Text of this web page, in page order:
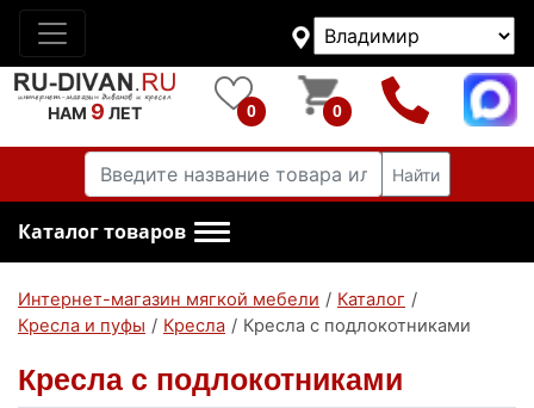
НАМ 9 ЛЕТ 0 0
Найти
Каталог товаров
Интернет-магазин мягкой мебели / Каталог /
Кресла и пуфы / Кресла / Кресла с подлокотниками
Кресла с подлокотниками